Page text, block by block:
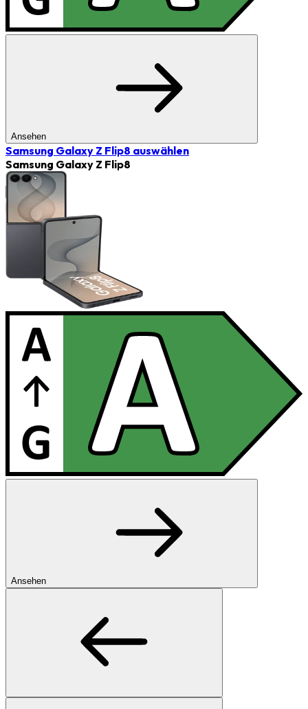
Ansehen
Samsung Galaxy Z Flip8 auswählen
Samsung Galaxy Z Flip8
Ansehen